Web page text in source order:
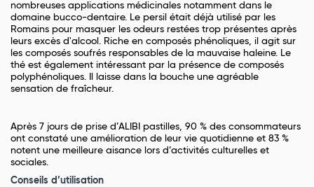
nombreuses applications médicinales notamment dans le
domaine bucco-dentaire. Le persil était déjà utilisé par les
Romains pour masquer les odeurs restées trop présentes après
leurs excès d'alcool. Riche en composés phénoliques, il agit sur
les composés soufrés responsables de la mauvaise haleine. Le
thé est également intéressant par la présence de composés
polyphénoliques. Il laisse dans la bouche une agréable
sensation de fraîcheur.
Après 7 jours de prise d’ALIBI pastilles, 90 % des consommateurs
ont constaté une amélioration de leur vie quotidienne et 83 %
notent une meilleure aisance lors d’activités culturelles et
sociales.
Conseils d’utilisation